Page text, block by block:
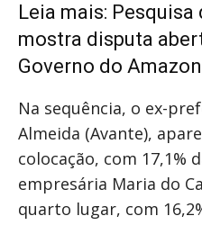
Leia mais:
mostra disputa
Governo do
Na sequência, o ex-
Almeida (Avante),
colocação, com 17,1%
empresária Maria do
quarto lugar, com